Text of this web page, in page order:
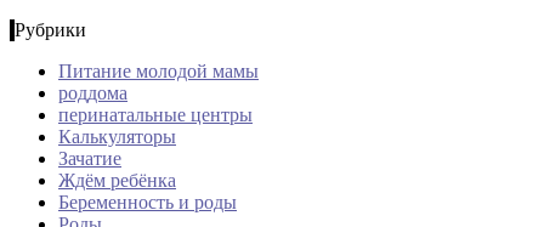
Рубрики
Питание молодой мамы
роддома
перинатальные центры
Калькуляторы
Зачатие
Ждём ребёнка
Беременность и роды